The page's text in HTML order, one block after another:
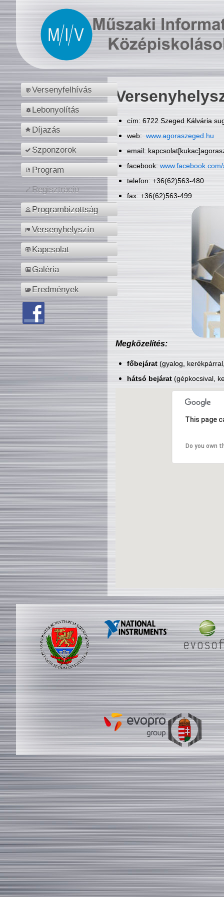
Versenyfelhívás
Lebonyolítás
Díjazás
Szponzorok
Program
Regisztráció
Programbizottság
Versenyhelyszín
Kapcsolat
Galéria
Eredmények
cím: 6722 Szeged Kálvária
web: www.agoraszeged.hu
email:
facebook:
telefon: +36(62)563-480
fax: +36(62)563-499
Megközelítés:
főbejárat(gyalog,
hátsó bejárat(gépkocsival,
This page
Do you own